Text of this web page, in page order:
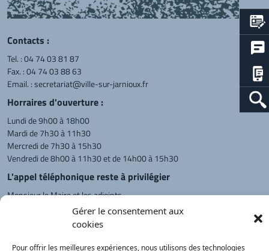
Gérer le consentement aux
cookies
Pour offrir les meilleures expériences, nous utilisons des technologies
Contacts :
Tel. :04 74 03 81 87
Fax. : 04 74 03 88 63
Email. :secretariat@ville-sur-jarnioux.fr
Horraires d'ouverture :
Lundi de 9h00 à 18h00
Mardi de 7h30 à 11h30
Mercredi de 7h30 à 15h30
Vendredi de 8h00 à 11h30 et de 14h00 à 15h30
L'appel téléphonique reste à privilégier
Monsieur le Maire et les adjoints
reçoivent sur rendez-vous.
Retour à l'accueil Actualités PanneauPocket Recherche